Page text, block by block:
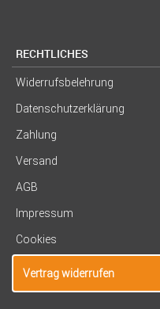
RECHTLICHES
Widerrufsbelehrung
Datenschutzerklärung
Zahlung
Versand
AGB
Impressum
Cookies
Vertrag widerrufen